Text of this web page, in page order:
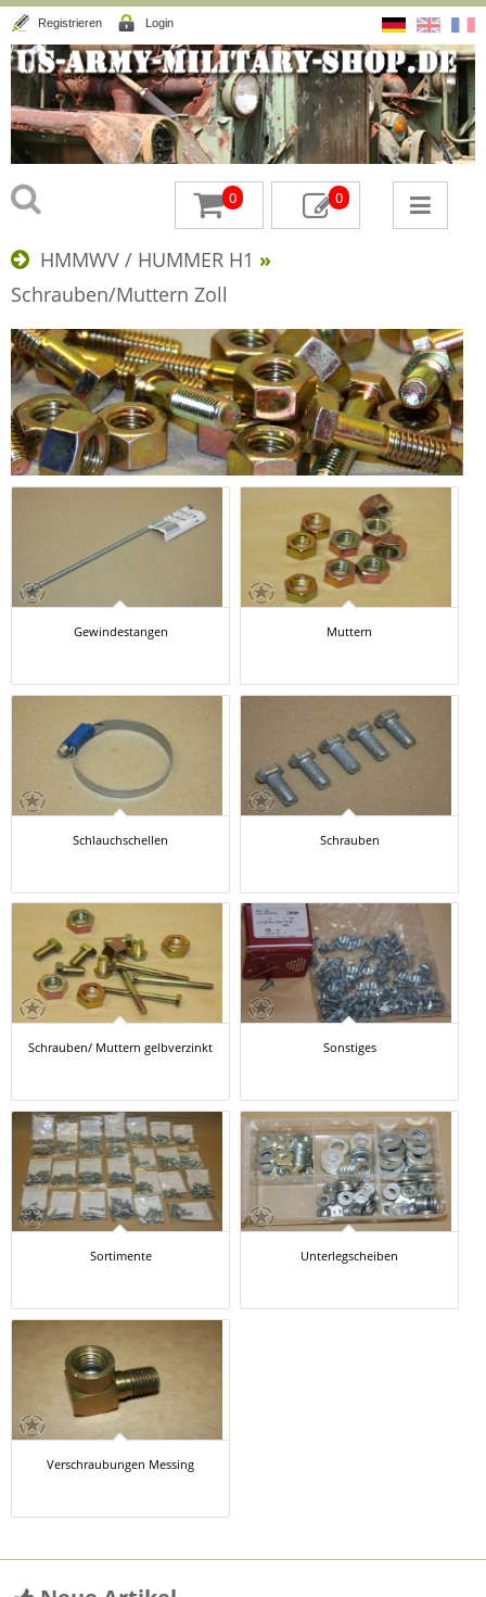
Registrieren Login
0 0
HMMWV / HUMMER H1 »
Schrauben/Muttern Zoll
Gewindestangen Muttern
Schlauchschellen Schrauben
Schrauben/ Muttern gelbverzinkt Sonstiges
Sortimente Unterlegscheiben
Verschraubungen Messing